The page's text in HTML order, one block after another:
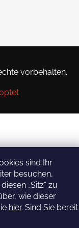
sind Ihr
besuchen,
„Sitz“ zu
wie dieser
hier. Sind Sie bereit
vorbehalten.